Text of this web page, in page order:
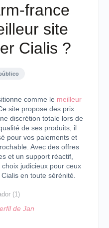
france
site
Cialis ?
comme le meilleur
site propose des prix
discrétion totale lors de
de ses produits, il
pour vos paiements et
Avec des offres
et un support réactif,
judicieux pour ceux
en toute sérénité.
(1)